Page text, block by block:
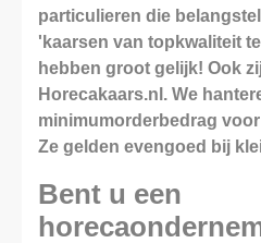
particulieren die
'kaarsen van topkwaliteit
hebben groot gelijk! Ook
Horecakaars.nl. We
minimumorderbedrag
Ze gelden evengoed bij
Bent u een